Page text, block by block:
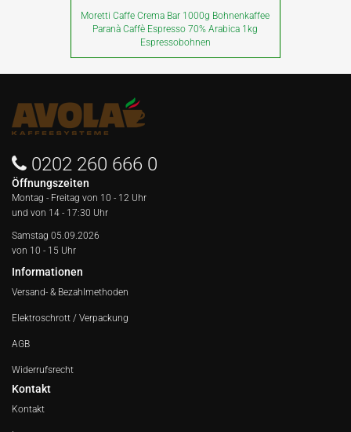
Moretti Caffe Crema Bar 1000g Bohnenkaffee
Paranà Caffè Espresso 70% Arabica 1kg
Espressobohnen
0202 260 666 0
Öffnungszeiten
Montag - Freitag von 10 - 12 Uhr
und von 14 - 17:30 Uhr
Samstag 05.09.2026
von 10 - 15 Uhr
Informationen
Versand- & Bezahlmethoden
Elektroschrott / Verpackung
AGB
Widerrufsrecht
Kontakt
Kontakt